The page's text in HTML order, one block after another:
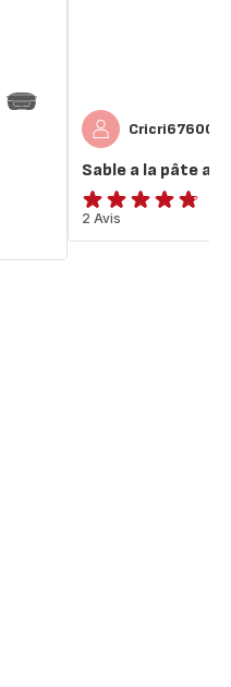
Cricri67600
Sable a la pâte a
ratings.4.7
2 Avis